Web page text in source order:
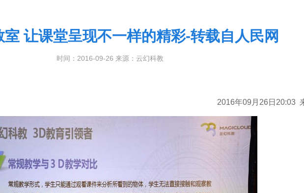
让课堂呈现不一样的精彩-转载自人民网
时间：2016-09-26 来源：云幻科教
2016年09月26日20:03